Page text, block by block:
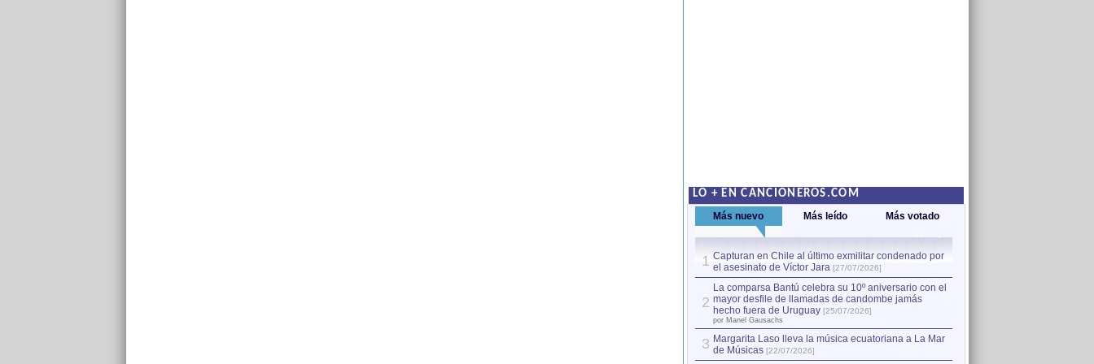
LO + EN CANCIONEROS.COM
Más nuevo Más leído Más votado
1 Capturan en Chile al último exmilitar condenado por
el asesinato de Víctor Jara [27/07/2026]
2
La comparsa Bantú celebra su 10º aniversario con el
mayor desfile de llamadas de candombe jamás
hecho fuera de Uruguay [25/07/2026]
por Manel Gausachs
3 Margarita Laso lleva la música ecuatoriana a La Mar
de Músicas [22/07/2026]